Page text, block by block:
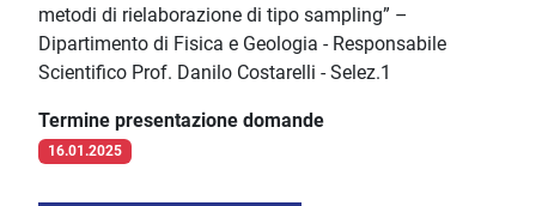
metodi di rielaborazione di tipo sampling” –
Dipartimento di Fisica e Geologia - Responsabile
Scientifico Prof. Danilo Costarelli - Selez.1
Termine presentazione domande
16.01.2025